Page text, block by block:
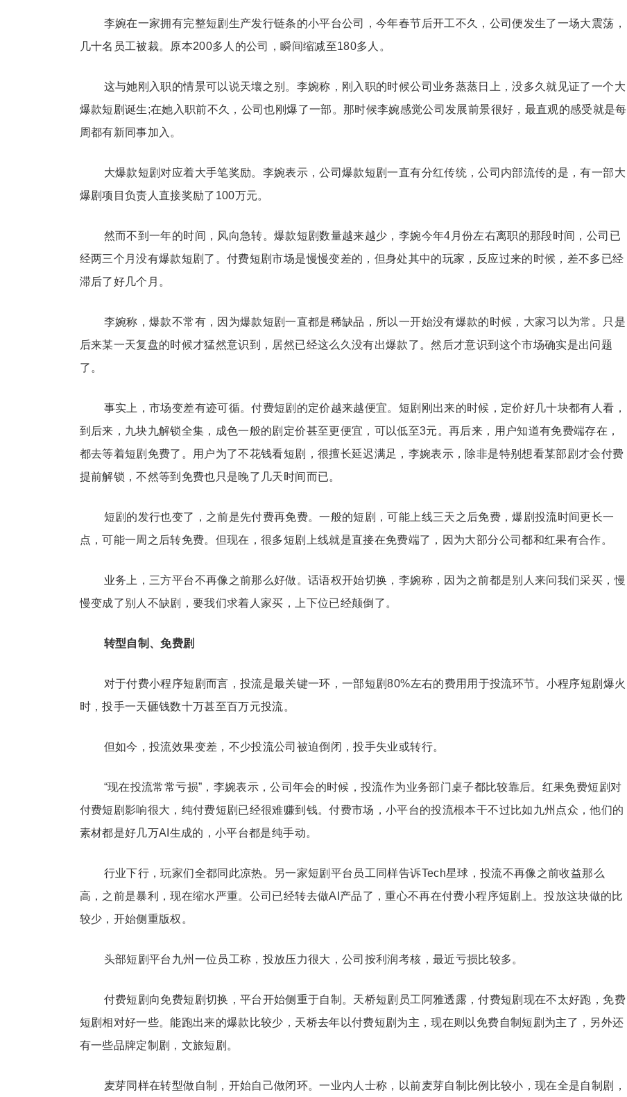
李婉在一家拥有完整短剧生产发行链条的小平台公司，今年春节后开工不久，公司便发生了一场大震荡，
几十名员工被裁。原本200多人的公司，瞬间缩减至180多人。
这与她刚入职的情景可以说天壤之别。李婉称，刚入职的时候公司业务蒸蒸日上，没多久就见证了一个大
爆款短剧诞生;在她入职前不久，公司也刚爆了一部。那时候李婉感觉公司发展前景很好，最直观的感受就是每
周都有新同事加入。
大爆款短剧对应着大手笔奖励。李婉表示，公司爆款短剧一直有分红传统，公司内部流传的是，有一部大
爆剧项目负责人直接奖励了100万元。
然而不到一年的时间，风向急转。爆款短剧数量越来越少，李婉今年4月份左右离职的那段时间，公司已
经两三个月没有爆款短剧了。付费短剧市场是慢慢变差的，但身处其中的玩家，反应过来的时候，差不多已经
滞后了好几个月。
李婉称，爆款不常有，因为爆款短剧一直都是稀缺品，所以一开始没有爆款的时候，大家习以为常。只是
后来某一天复盘的时候才猛然意识到，居然已经这么久没有出爆款了。然后才意识到这个市场确实是出问题
了。
事实上，市场变差有迹可循。付费短剧的定价越来越便宜。短剧刚出来的时候，定价好几十块都有人看，
到后来，九块九解锁全集，成色一般的剧定价甚至更便宜，可以低至3元。再后来，用户知道有免费端存在，
都去等着短剧免费了。用户为了不花钱看短剧，很擅长延迟满足，李婉表示，除非是特别想看某部剧才会付费
提前解锁，不然等到免费也只是晚了几天时间而已。
短剧的发行也变了，之前是先付费再免费。一般的短剧，可能上线三天之后免费，爆剧投流时间更长一
点，可能一周之后转免费。但现在，很多短剧上线就是直接在免费端了，因为大部分公司都和红果有合作。
业务上，三方平台不再像之前那么好做。话语权开始切换，李婉称，因为之前都是别人来问我们采买，慢
慢变成了别人不缺剧，要我们求着人家买，上下位已经颠倒了。
转型自制、免费剧
对于付费小程序短剧而言，投流是最关键一环，一部短剧80%左右的费用用于投流环节。小程序短剧爆火
时，投手一天砸钱数十万甚至百万元投流。
但如今，投流效果变差，不少投流公司被迫倒闭，投手失业或转行。
“现在投流常常亏损”，李婉表示，公司年会的时候，投流作为业务部门桌子都比较靠后。红果免费短剧对
付费短剧影响很大，纯付费短剧已经很难赚到钱。付费市场，小平台的投流根本干不过比如九州点众，他们的
素材都是好几万AI生成的，小平台都是纯手动。
行业下行，玩家们全都同此凉热。另一家短剧平台员工同样告诉Tech星球，投流不再像之前收益那么
高，之前是暴利，现在缩水严重。公司已经转去做AI产品了，重心不再在付费小程序短剧上。投放这块做的比
较少，开始侧重版权。
头部短剧平台九州一位员工称，投放压力很大，公司按利润考核，最近亏损比较多。
付费短剧向免费短剧切换，平台开始侧重于自制。天桥短剧员工阿雅透露，付费短剧现在不太好跑，免费
短剧相对好一些。能跑出来的爆款比较少，天桥去年以付费短剧为主，现在则以免费自制短剧为主了，另外还
有一些品牌定制剧，文旅短剧。
麦芽同样在转型做自制，开始自己做闭环。一业内人士称，以前麦芽自制比例比较小，现在全是自制剧，